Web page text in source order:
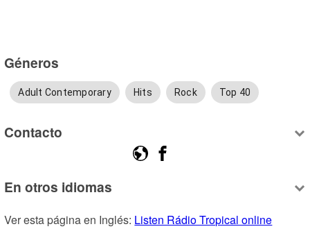
Géneros
Adult Contemporary Hits Rock Top 40
Contacto
En otros idiomas
Ver esta página en Inglés: Listen Rádio Tropical online